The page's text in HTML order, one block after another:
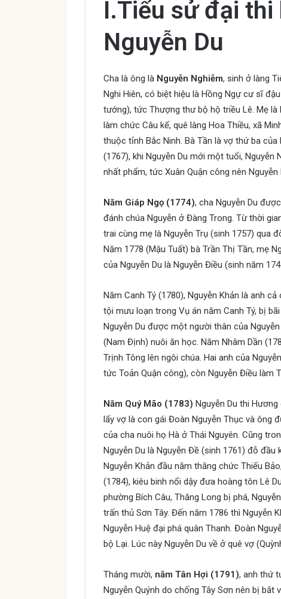
I.Tiểu sử đại thi
Nguyễn Du
Cha là ông là Nguyễn Nghiễm, sinh ở làng
Nghi Hiên, có biệt hiệu là Hồng Ngự cư sĩ
tướng), tức Thượng thư bộ hộ triều Lê. Mẹ là
làm chức Câu kế, quê làng Hoa Thiều, xã
thuộc tỉnh Bắc Ninh. Bà Tần là vợ thứ ba
(1767), khi Nguyễn Du mới một tuổi,
nhất phẩm, tức Xuân Quận công nên
Năm Giáp Ngọ (1774), cha Nguyễn Du
đánh chúa Nguyễn ở Đàng Trong. Từ thời
trai cùng mẹ là Nguyễn Trụ (sinh 1757) qua
Năm 1778 (Mậu Tuất) bà Trần Thị Tần, mẹ
của Nguyễn Du là Nguyễn Điều (sinh năm
Năm Canh Tý (1780), Nguyễn Khản là anh
tội mưu loạn trong Vụ án năm Canh Tý, bị
Nguyễn Du được một người thân của
(Nam Định) nuôi ăn học. Năm Nhâm Dần
Trịnh Tông lên ngôi chúa. Hai anh của
tức Toản Quận công), còn Nguyễn Điều làm
Năm Quý Mão (1783) Nguyễn Du thi
lấy vợ là con gái Đoàn Nguyễn Thục và ông
của cha nuôi họ Hà ở Thái Nguyên. Cũng
Nguyễn Du là Nguyễn Đề (sinh 1761) đỗ
Nguyễn Khản đầu năm thăng chức Thiếu
(1784), kiêu binh nổi dậy đưa hoàng tôn Lê
phường Bích Câu, Thăng Long bị phá,
trấn thủ Sơn Tây. Đến năm 1786 thì Nguyễn
Nguyễn Huệ đại phá quân Thanh. Đoàn
bộ Lại. Lúc này Nguyễn Du về ở quê vợ
Tháng mười, năm Tân Hợi (1791), anh thứ
Nguyễn Quýnh do chống Tây Sơn nên bị